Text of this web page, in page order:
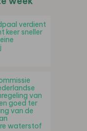
verdient
keer sneller
van
goed ter
van de
waterstof